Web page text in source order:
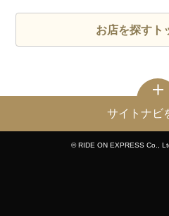
お店を探すト
サイトナビ
© RIDE ON EXPRESS Co.,